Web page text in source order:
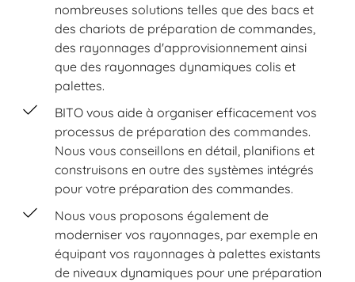
nombreuses solutions telles que des bacs et
des chariots de préparation de commandes,
des rayonnages d'approvisionnement ainsi
que des rayonnages dynamiques colis et
palettes.
BITO vous aide à organiser efficacement vos
processus de préparation des commandes.
Nous vous conseillons en détail, planifions et
construisons en outre des systèmes intégrés
pour votre préparation des commandes.
Nous vous proposons également de
moderniser vos rayonnages, par exemple en
équipant vos rayonnages à palettes existants
de niveaux dynamiques pour une préparation